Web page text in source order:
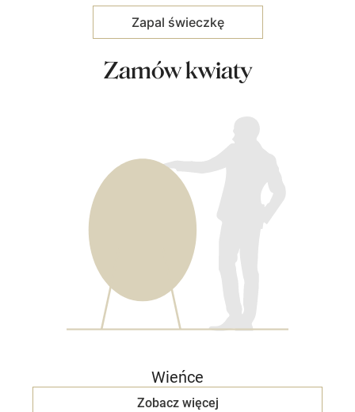
Zamów kwiaty
Wieńce
Zobacz więcej